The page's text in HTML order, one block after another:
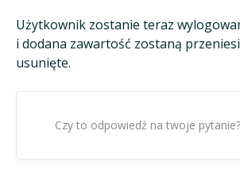
Użytkownik zostanie teraz
i dodana zawartość zostaną
usunięte.
Czy to odpowiedź na twoje pytanie?